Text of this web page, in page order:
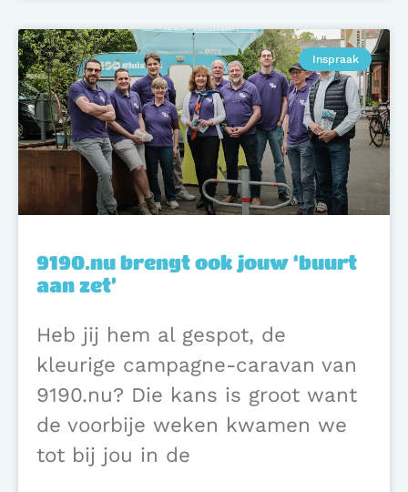
Inspraak
9190.nu brengt ook jouw ‘buurt
aan zet’
Heb jij hem al gespot, de
kleurige campagne-caravan van
9190.nu? Die kans is groot want
de voorbije weken kwamen we
tot bij jou in de